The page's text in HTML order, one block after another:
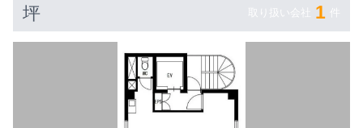
坪 取り扱い会社 1 件